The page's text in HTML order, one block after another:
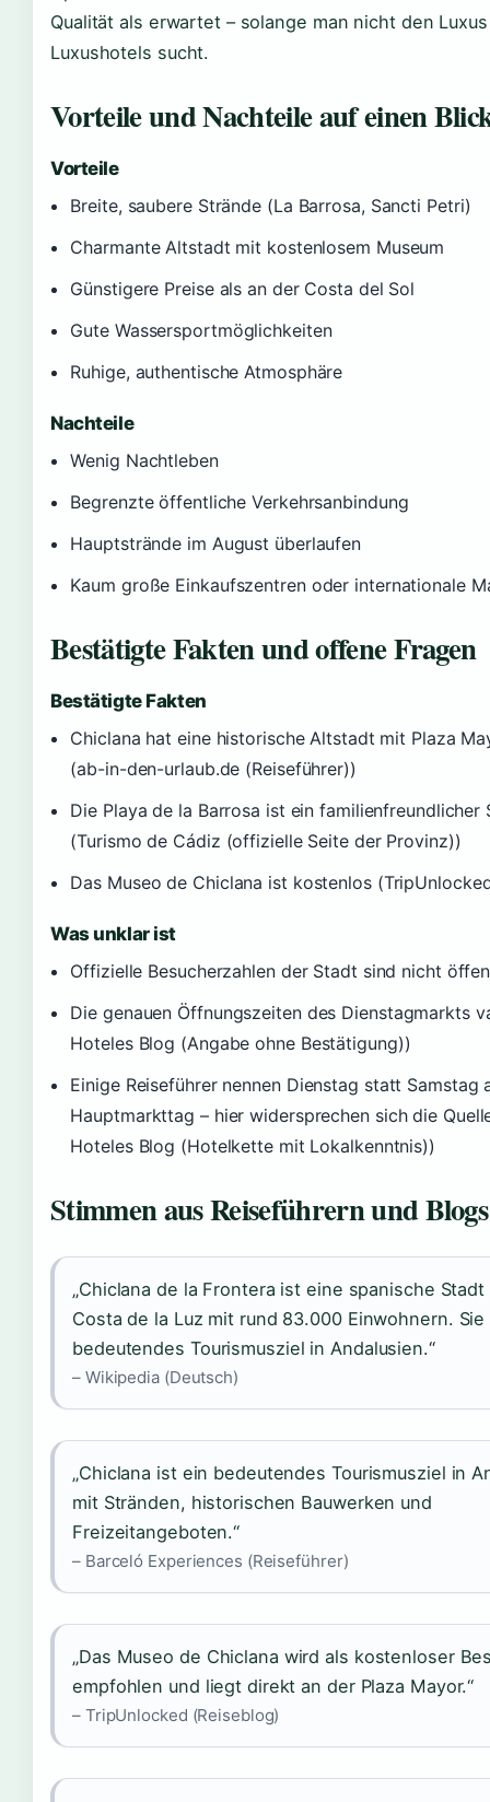
Qualität als erwartet – solange man nicht den
Luxushotels sucht.
Vorteile und Nachteile auf einen
Vorteile
Breite, saubere Strände (La Barrosa, Sancti Petri)
Charmante Altstadt mit kostenlosem Museum
Günstigere Preise als an der Costa del Sol
Gute Wassersportmöglichkeiten
Ruhige, authentische Atmosphäre
Nachteile
Wenig Nachtleben
Begrenzte öffentliche Verkehrsanbindung
Hauptstrände im August überlaufen
Kaum große Einkaufszentren oder internationale
Bestätigte Fakten und offene Fragen
Bestätigte Fakten
Chiclana hat eine historische Altstadt mit Plaza
(ab-in-den-urlaub.de (Reiseführer))
Die Playa de la Barrosa ist ein familienfreundlicher
(Turismo de Cádiz (offizielle Seite der Provinz))
Das Museo de Chiclana ist kostenlos
Was unklar ist
Offizielle Besucherzahlen der Stadt sind nicht
Die genauen Öffnungszeiten des Dienstagmarkts
Hoteles Blog (Angabe ohne Bestätigung))
Einige Reiseführer nennen Dienstag statt Samstag
Hauptmarkttag – hier widersprechen sich die
Hoteles Blog (Hotelkette mit Lokalkenntnis))
Stimmen aus Reiseführern und Blogs
„Chiclana de la Frontera ist eine spanische Stadt
Costa de la Luz mit rund 83.000 Einwohnern.
bedeutendes Tourismusziel in Andalusien.“
– Wikipedia (Deutsch)
„Chiclana ist ein bedeutendes Tourismusziel in
mit Stränden, historischen Bauwerken und
Freizeitangeboten.“
– Barceló Experiences (Reiseführer)
„Das Museo de Chiclana wird als kostenloser
empfohlen und liegt direkt an der Plaza Mayor.“
– TripUnlocked (Reiseblog)